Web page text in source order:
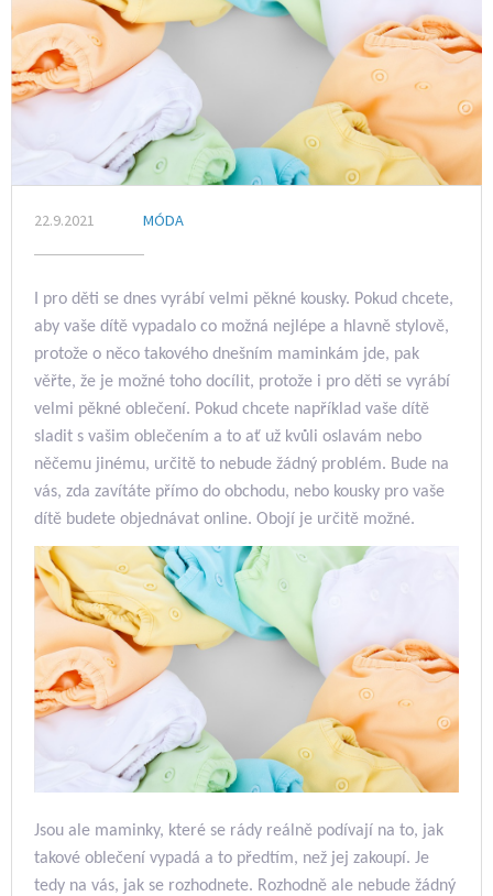
22.9.2021 MÓDA
I pro děti se dnes vyrábí velmi pěkné kousky. Pokud chcete,
aby vaše dítě vypadalo co možná nejlépe a hlavně stylově,
protože o něco takového dnešním maminkám jde, pak
věřte, že je možné toho docílit, protože i pro děti se vyrábí
velmi pěkné oblečení. Pokud chcete například vaše dítě
sladit s vašim oblečením a to ať už kvůli oslavám nebo
něčemu jinému, určitě to nebude žádný problém. Bude na
vás, zda zavítáte přímo do obchodu, nebo kousky pro vaše
dítě budete objednávat online. Obojí je určitě možné.
Jsou ale maminky, které se rády reálně podívají na to, jak
takové oblečení vypadá a to předtím, než jej zakoupí. Je
tedy na vás, jak se rozhodnete. Rozhodně ale nebude žádný